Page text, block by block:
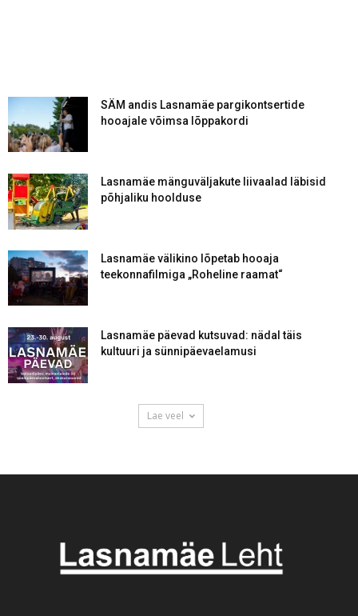
SÄM andis Lasnamäe pargikontsertide
hooajale võimsa lõppakordi
Lasnamäe mänguväljakute liivaalad läbisid
põhjaliku hoolduse
Lasnamäe välikino lõpetab hooaja
teekonnafilmiga „Roheline raamat“
Lasnamäe päevad kutsuvad: nädal täis
kultuuri ja sünnipäevaelamusi
Lae veel